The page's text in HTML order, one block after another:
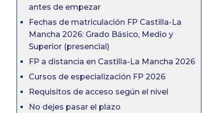
antes de empezar
Fechas de matriculación FP Castilla-La
Mancha 2026: Grado Básico, Medio y
Superior (presencial)
FP a distancia en Castilla-La Mancha 2026
Cursos de especialización FP 2026
Requisitos de acceso según el nivel
No dejes pasar el plazo